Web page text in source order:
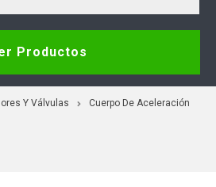
Productos
Y Válvulas
Cuerpo De Aceleración